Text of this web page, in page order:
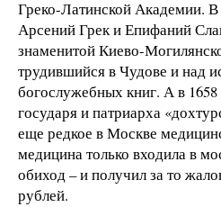
Греко-Латинской Академии.
Арсений Грек и Епифаний
знаменитой Киево-
трудившийся в Чудове и над
богослужебных книг. А в
государя и патриарха
еще редкое в Москве
медицина только входила в
обиход – и получил за то
рублей.